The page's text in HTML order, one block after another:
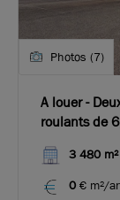
Photos (7)
A louer - Deux
roulants de
3 480 m²
0 € m²/